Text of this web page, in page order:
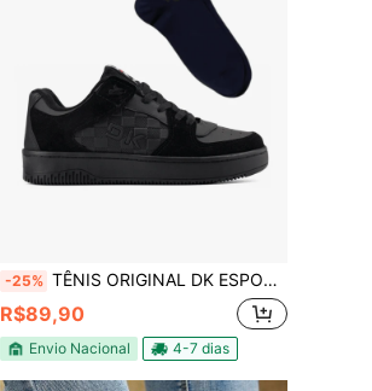
-25% TÊNIS ORIGINAL DK ESPORTIVO E MEIA PARA SKATISTA E ACADEMIA PARA DIA A DIA MUITO REGISTENTE E CASUAL
R$89,90
Envio Nacional 4-7 dias